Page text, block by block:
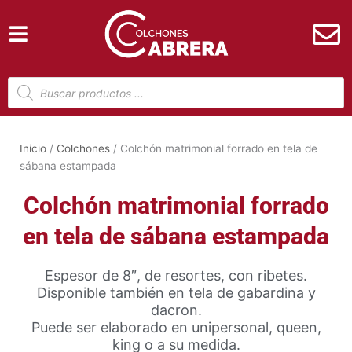
contenido
Búsqueda
de
productos
Inicio / Colchones / Colchón matrimonial forrado en tela de
sábana estampada
Colchón matrimonial forrado
en tela de sábana estampada
Espesor de 8″, de resortes, con ribetes.
Disponible también en tela de gabardina y
dacron.
Puede ser elaborado en unipersonal, queen,
king o a su medida.